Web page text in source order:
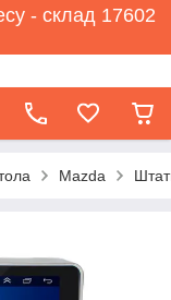
- склад 17602
Mazda